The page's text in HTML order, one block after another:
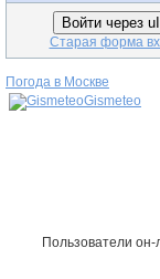
Войти через
Старая форма
Погода в Москве
Gismeteo
Пользователи он-